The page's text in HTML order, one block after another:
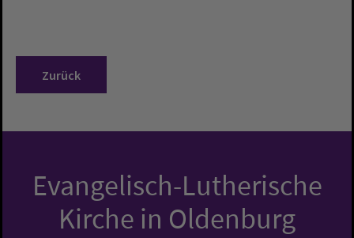
Zurück
Evangelisch-Lutherische
Kirche in Oldenburg